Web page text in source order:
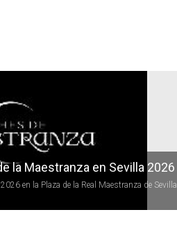
la Maestranza en Sevilla 2026
en la Plaza de la Real Maestranza de Sevilla